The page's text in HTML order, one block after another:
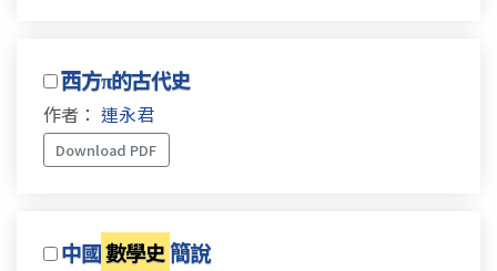
西方π的古代史
作者： 連永君
Download PDF
中國數學史簡說